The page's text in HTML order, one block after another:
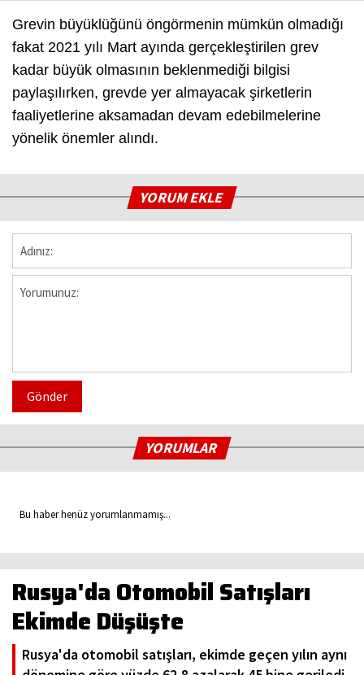
Grevin büyüklüğünü öngörmenin mümkün olmadığı
fakat 2021 yılı Mart ayında gerçekleştirilen grev
kadar büyük olmasının beklenmediği bilgisi
paylaşılırken, grevde yer almayacak şirketlerin
faaliyetlerine aksamadan devam edebilmelerine
yönelik önemler alındı.
YORUM EKLE
Gönder
YORUMLAR
Bu haber henüz yorumlanmamış...
Rusya'da Otomobil Satışları
Ekimde Düşüşte
Rusya'da otomobil satışları, ekimde geçen yılın aynı